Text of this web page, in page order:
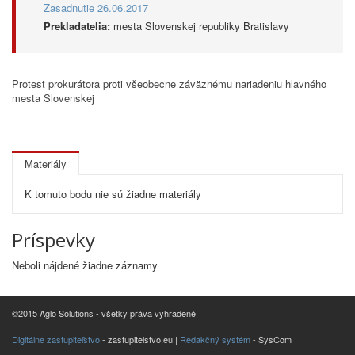
Zasadnutie 26.06.2017
Prekladatelia: mesta Slovenskej republiky Bratislavy
Protest prokurátora proti všeobecne záväznému nariadeniu hlavného
mesta Slovenskej
Materiály
K tomuto bodu nie sú žiadne materiály
Príspevky
Neboli nájdené žiadne záznamy
©2015 Aglo Solutions - všetky práva vyhradené
Digitálne zastupiteľstvo- zastupitelstvo.eu | Redakčný systém- SysCom